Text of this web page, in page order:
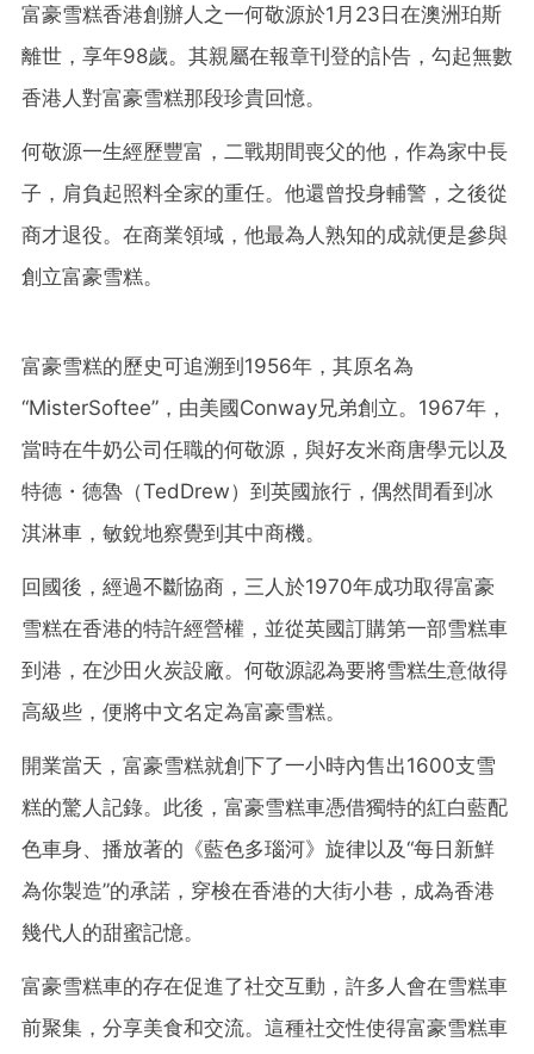
富豪雪糕香港創辦人之一何敬源於1月23日在澳洲珀斯
離世，享年98歲。其親屬在報章刊登的訃告，勾起無數
香港人對富豪雪糕那段珍貴回憶。
何敬源一生經歷豐富，二戰期間喪父的他，作為家中長
子，肩負起照料全家的重任。他還曾投身輔警，之後從
商才退役。在商業領域，他最為人熟知的成就便是參與
創立富豪雪糕。
富豪雪糕的歷史可追溯到1956年，其原名為
“MisterSoftee”，由美國Conway兄弟創立。1967年，
當時在牛奶公司任職的何敬源，與好友米商唐學元以及
特德・德魯（TedDrew）到英國旅行，偶然間看到冰
淇淋車，敏銳地察覺到其中商機。
回國後，經過不斷協商，三人於1970年成功取得富豪
雪糕在香港的特許經營權，並從英國訂購第一部雪糕車
到港，在沙田火炭設廠。何敬源認為要將雪糕生意做得
高級些，便將中文名定為富豪雪糕。
開業當天，富豪雪糕就創下了一小時內售出1600支雪
糕的驚人記錄。此後，富豪雪糕車憑借獨特的紅白藍配
色車身、播放著的《藍色多瑙河》旋律以及“每日新鮮
為你製造”的承諾，穿梭在香港的大街小巷，成為香港
幾代人的甜蜜記憶。
富豪雪糕車的存在促進了社交互動，許多人會在雪糕車
前聚集，分享美食和交流。這種社交性使得富豪雪糕車